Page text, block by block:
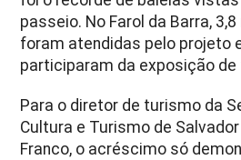
passeio. No Farol da Barra,
foram atendidas pelo projeto
participaram da exposição
Para o diretor de turismo da
Cultura e Turismo de
Franco, o acréscimo só